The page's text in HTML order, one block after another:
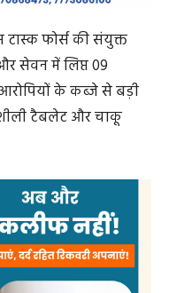
से सूचना मिली थी
दलदली रोड निवासी
बेचने की तैयारी कर
को गिरफ्तार किया
आरोपी के खिलाफ
आर्म्स एक्ट 25 के तहत